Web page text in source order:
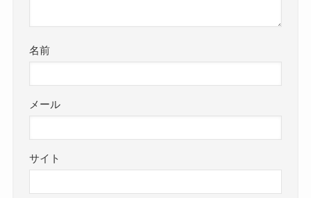
名前
メール
サイト